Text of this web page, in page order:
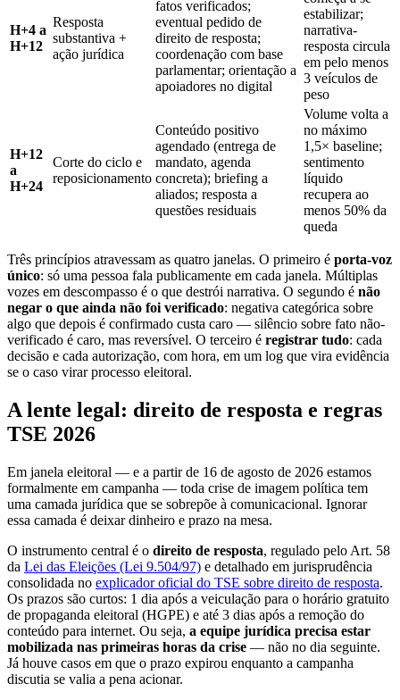
H+4 a
H+12
Resposta
substantiva +
ação jurídica
fatos verificados;
eventual pedido de
direito de resposta;
coordenação com base
parlamentar; orientação a
apoiadores no digital
estabilizar;
narrativa-
resposta circula
em pelo menos
3 veículos de
peso
H+12
a
H+24
Corte do ciclo e
reposicionamento
Conteúdo positivo
agendado (entrega de
mandato, agenda
concreta); briefing a
aliados; resposta a
questões residuais
Volume volta a
no máximo
1,5× baseline;
sentimento
líquido
recupera ao
menos 50% da
queda
Três princípios atravessam as quatro janelas. O primeiro é porta-voz
único: só uma pessoa fala publicamente em cada janela. Múltiplas
vozes em descompasso é o que destrói narrativa. O segundo é não
negar o que ainda não foi verificado: negativa categórica sobre
algo que depois é confirmado custa caro — silêncio sobre fato não-
verificado é caro, mas reversível. O terceiro é registrar tudo: cada
decisão e cada autorização, com hora, em um log que vira evidência
se o caso virar processo eleitoral.
A lente legal: direito de resposta e regras
TSE 2026
Em janela eleitoral — e a partir de 16 de agosto de 2026 estamos
formalmente em campanha — toda crise de imagem política tem
uma camada jurídica que se sobrepõe à comunicacional. Ignorar
essa camada é deixar dinheiro e prazo na mesa.
O instrumento central é o direito de resposta, regulado pelo Art. 58
da Lei das Eleições (Lei 9.504/97) e detalhado em jurisprudência
consolidada no explicador oficial do TSE sobre direito de resposta.
Os prazos são curtos: 1 dia após a veiculação para o horário gratuito
de propaganda eleitoral (HGPE) e até 3 dias após a remoção do
conteúdo para internet. Ou seja, a equipe jurídica precisa estar
mobilizada nas primeiras horas da crise — não no dia seguinte.
Já houve casos em que o prazo expirou enquanto a campanha
discutia se valia a pena acionar.